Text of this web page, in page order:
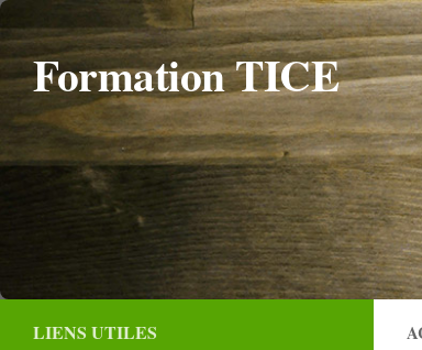
Skip to content
Formation TICE
LIENS UTILES